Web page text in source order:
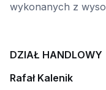
wykonanych z
DZIAŁ HANDLOWY
Rafał Kalenik